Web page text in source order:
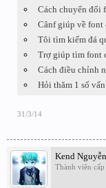
Cách chuyển đổi
Cânf giúp về font
Tôi tìm kiếm đá
Trợ giúp tìm font
Cách điều chỉnh
Hỏi thăm 1 số
31/3/14
Kend Nguyễn
Thành viên cấp